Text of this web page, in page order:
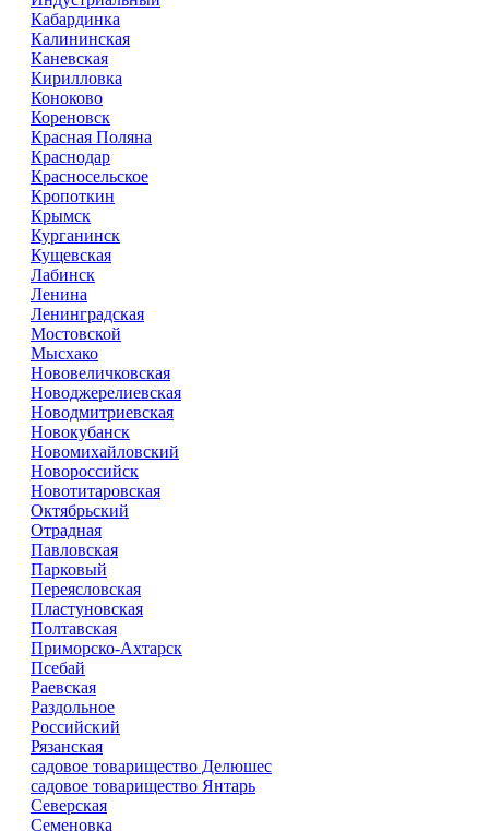
Кабардинка
Калининская
Каневская
Кирилловка
Коноково
Кореновск
Красная Поляна
Краснодар
Красносельское
Кропоткин
Крымск
Курганинск
Кущевская
Лабинск
Ленина
Ленинградская
Мостовской
Мысхако
Нововеличковская
Новоджерелиевская
Новодмитриевская
Новокубанск
Новомихайловский
Новороссийск
Новотитаровская
Октябрьский
Отрадная
Павловская
Парковый
Переясловская
Пластуновская
Полтавская
Приморско-Ахтарск
Псебай
Раевская
Раздольное
Российский
Рязанская
садовое товарищество Делюшес
садовое товарищество Янтарь
Северская
Семеновка